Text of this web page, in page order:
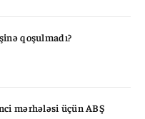
qoşulmadı?
mərhələsi üçün ABŞ